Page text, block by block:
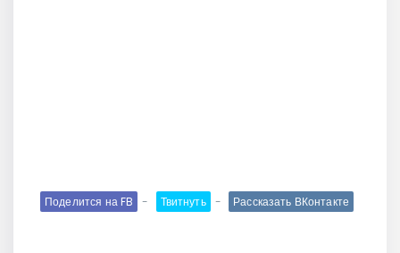
Поделится на FB Твитнуть Рассказать ВКонтакте